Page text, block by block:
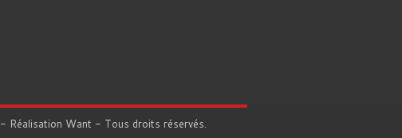
- Réalisation Want - Tous droits réservés.